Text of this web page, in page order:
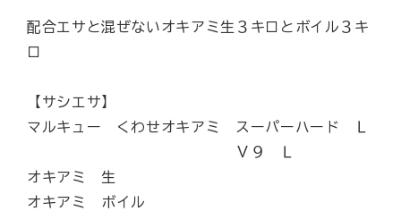
配合エサと混ぜないオキアミ生３キロとボイル３キ
ロ
【サシエサ】
マルキュー くわせオキアミ スーパーハード Ｌ
Ｖ９ Ｌ
オキアミ 生
オキアミ ボイル